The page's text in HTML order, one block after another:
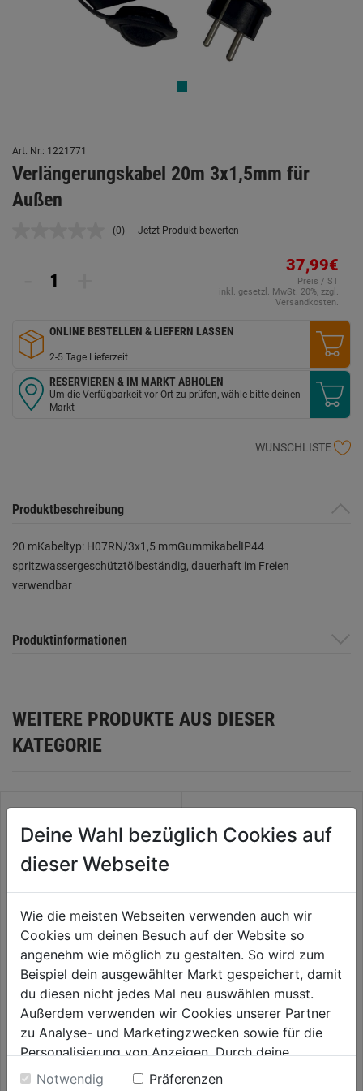
Art. Nr.: 1221771
Verlängerungskabel 20m 3x1,5mm für
Außen
Kein
(0) Jetzt Produkt bewerten
37,99€
Preis / ST
inkl. gesetzl. MwSt. 20%, zzgl.
Versandkosten.
ONLINE BESTELLEN & LIEFERN LASSEN
2-5 Tage Lieferzeit
RESERVIEREN & IM MARKT ABHOLEN
Um die Verfügbarkeit vor Ort zu prüfen, wähle bitte deinen
Markt
WUNSCHLISTE
Produktbeschreibung
20 mKabeltyp: H07RN/3x1,5 mmGummikabelIP44
spritzwassergeschütztölbeständig, dauerhaft im Freien
verwendbar
Produktinformationen
WEITERE PRODUKTE AUS DIESER
KATEGORIE
Kabeltrommel-Kunststoff 25m
Kabel F3G1,5mm H05VV
0.0 (0)
0.0
von
39,99€
Verlängerungskabel 10m
N07V3V3 -F3G1,5 3-fach
Kuppl. IP44 K35
0.0 (0)
0.0
von
5
49,99€
Deine Wahl bezüglich Cookies auf
dieser Webseite
Wie die meisten Webseiten verwenden auch wir
Cookies um deinen Besuch auf der Website so
angenehm wie möglich zu gestalten. So wird zum
Beispiel dein ausgewählter Markt gespeichert, damit
du diesen nicht jedes Mal neu auswählen musst.
Außerdem verwenden wir Cookies unserer Partner
zu Analyse- und Marketingzwecken sowie für die
Personalisierung von Anzeigen. Durch deine
Einwilligung werden die Daten von Drittanbieter,
Notwendig
Präferenzen